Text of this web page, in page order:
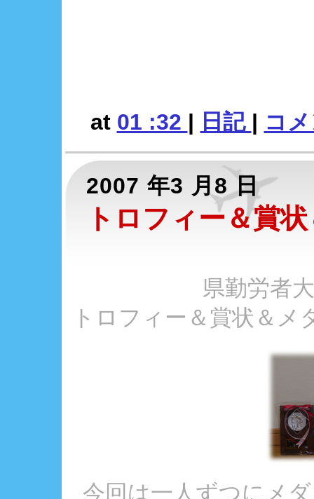
at 01 :32 | 日記 | コ
2007 年3 月8 日
トロフィー＆賞
県勤労者
トロフィー＆賞状＆
今回は一人ずつにメ